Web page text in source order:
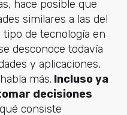
hace posible que
similares a las del
de tecnología en
desconoce todavía
y aplicaciones,
más. Incluso ya
decisiones
consiste